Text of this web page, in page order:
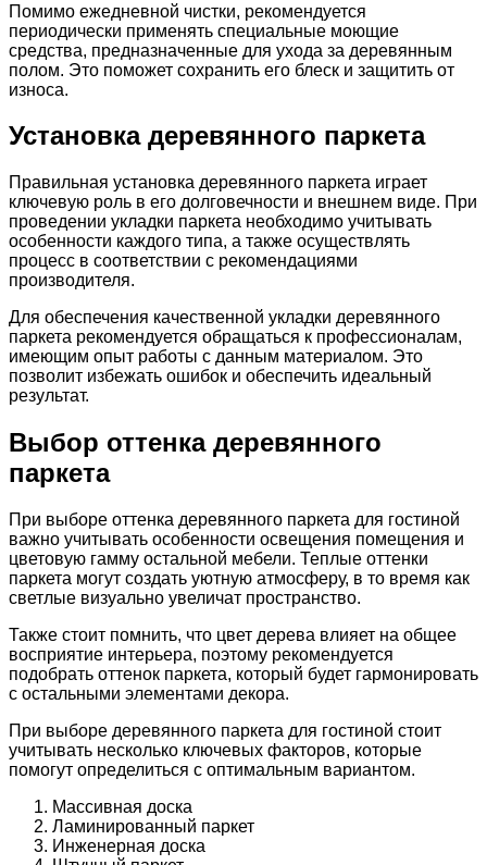
Помимо ежедневной чистки, рекомендуется
периодически применять специальные моющие
средства, предназначенные для ухода за деревянным
полом. Это поможет сохранить его блеск и защитить от
износа.
Установка деревянного паркета
Правильная установка деревянного паркета играет
ключевую роль в его долговечности и внешнем виде. При
проведении укладки паркета необходимо учитывать
особенности каждого типа, а также осуществлять
процесс в соответствии с рекомендациями
производителя.
Для обеспечения качественной укладки деревянного
паркета рекомендуется обращаться к профессионалам,
имеющим опыт работы с данным материалом. Это
позволит избежать ошибок и обеспечить идеальный
результат.
Выбор оттенка деревянного
паркета
При выборе оттенка деревянного паркета для гостиной
важно учитывать особенности освещения помещения и
цветовую гамму остальной мебели. Теплые оттенки
паркета могут создать уютную атмосферу, в то время как
светлые визуально увеличат пространство.
Также стоит помнить, что цвет дерева влияет на общее
восприятие интерьера, поэтому рекомендуется
подобрать оттенок паркета, который будет гармонировать
с остальными элементами декора.
При выборе деревянного паркета для гостиной стоит
учитывать несколько ключевых факторов, которые
помогут определиться с оптимальным вариантом.
Массивная доска
Ламинированный паркет
Инженерная доска